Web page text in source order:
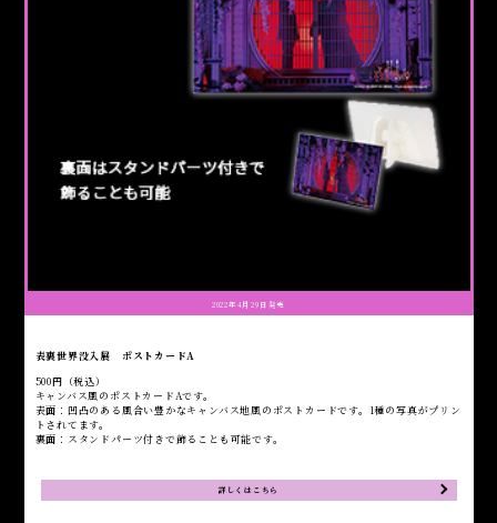
2022年4月29日発売
表裏世界没入展 ポストカードA
500円（税込）
キャンバス風のポストカードAです。
表面：凹凸のある風合い豊かなキャンバス地風のポストカードです。1種の写真がプリン
トされてます。
裏面：スタンドパーツ付きで飾ることも可能です。
詳しくはこちら